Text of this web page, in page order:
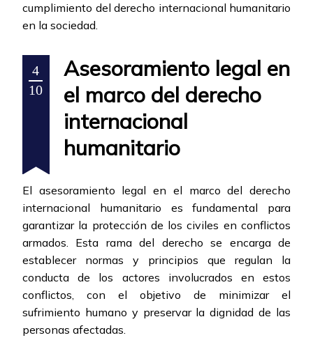
cumplimiento del derecho internacional humanitario
en la sociedad.
4
10
Asesoramiento legal en
el marco del derecho
internacional
humanitario
El asesoramiento legal en el marco del derecho
internacional humanitario es fundamental para
garantizar la protección de los civiles en conflictos
armados. Esta rama del derecho se encarga de
establecer normas y principios que regulan la
conducta de los actores involucrados en estos
conflictos, con el objetivo de minimizar el
sufrimiento humano y preservar la dignidad de las
personas afectadas.